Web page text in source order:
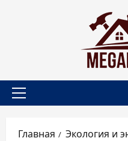
Основное
Главная
Экология и